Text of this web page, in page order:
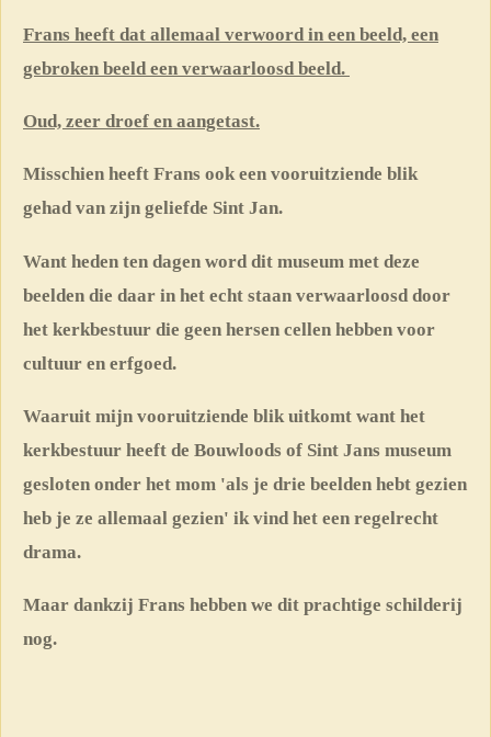
Frans heeft dat allemaal verwoord in een beeld, een
gebroken beeld een verwaarloosd beeld.
Oud, zeer droef en aangetast.
Misschien heeft Frans ook een vooruitziende blik
gehad van zijn geliefde Sint Jan.
Want heden ten dagen word dit museum met deze
beelden die daar in het echt staan verwaarloosd door
het kerkbestuur die geen hersen cellen hebben voor
cultuur en erfgoed.
Waaruit mijn vooruitziende blik uitkomt want het
kerkbestuur heeft de Bouwloods of Sint Jans museum
gesloten onder het mom 'als je drie beelden hebt gezien
heb je ze allemaal gezien' ik vind het een regelrecht
drama.
Maar dankzij Frans hebben we dit prachtige schilderij
nog.